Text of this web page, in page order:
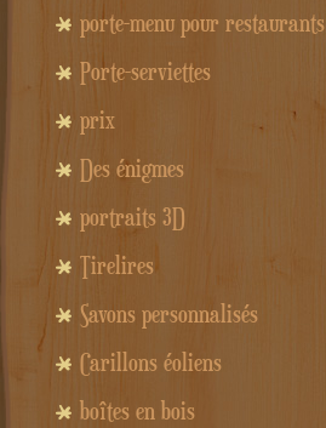
porte-menu pour restaurants
Porte-serviettes
prix
Des énigmes
portraits 3D
Tirelires
Savons personnalisés
Carillons éoliens
boîtes en bois